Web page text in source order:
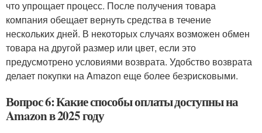
что упрощает процесс. После получения товара
компания обещает вернуть средства в течение
нескольких дней. В некоторых случаях возможен обмен
товара на другой размер или цвет, если это
предусмотрено условиями возврата. Удобство возврата
делает покупки на Amazon еще более безрисковыми.
Вопрос 6: Какие способы оплаты доступны на
Amazon в 2025 году